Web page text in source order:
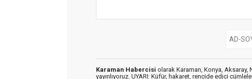
Karaman Habercisi olarak Karaman, Konya,
yayınlıyoruz. UYARI: Küfür, hakaret, rencide edici